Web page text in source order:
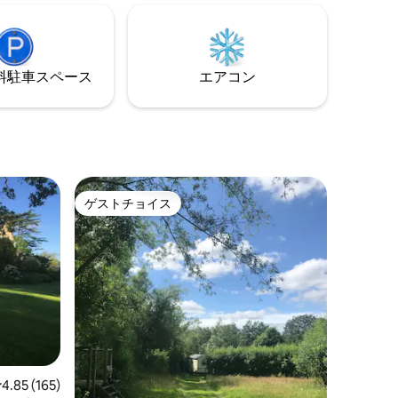
ファ
た日
しめ
。すべ
できます。寝室にシャワールーム。2つの
屋外シーティングエリアからは、なだら
かなドーセットの田舎の景色が見え、夜
空を眺めるのに最適です。1匹の犬を歓迎
します。予約時にAirbnbに犬を追加して
ください
駐⁠車ス⁠ペ⁠ー⁠ス エアコン
ビュー165件、5つ星中4.85つ星の平均評価
4.85 (165)
ゲストチョイス
ゲストチョイス